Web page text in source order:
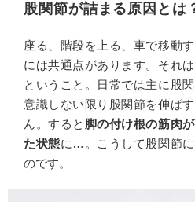
股関節が詰まる原因とは
座る、階段を上る、車で移動
には共通点があります。それ
ということ。日常では主に股
意識しない限り股関節を伸ば
ん。すると 脚の付け根の筋肉
た状態に…。こうして股関節
のです。